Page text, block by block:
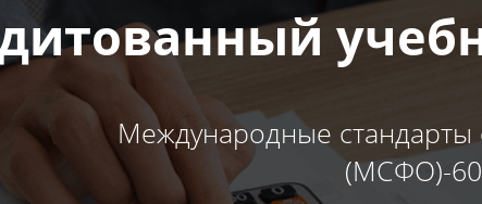
Международные стандарты
(МСФО)-60